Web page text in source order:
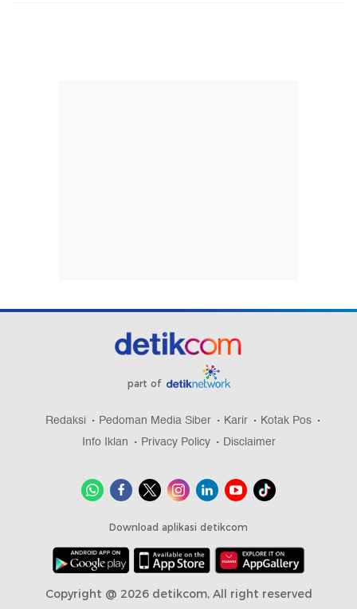
part of
Redaksi Pedoman Media Siber Karir
Kotak Pos
Info Iklan
Privacy Policy Disclaimer
Download aplikasi detikcom
Copyright @ 2026 detikcom, All right reserved